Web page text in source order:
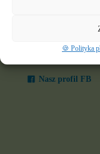
🍪 Polityka
Nasz profil FB